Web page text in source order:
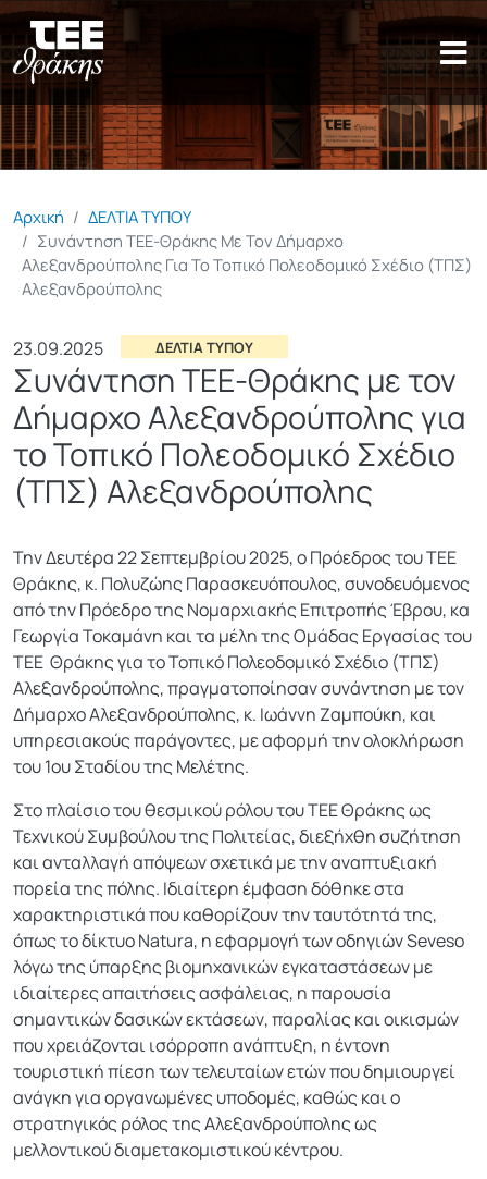
Παράκαμψη προς το κυρίως
Αρχική
ΔΕΛΤΙΑ ΤΥΠΟΥ
Συνάντηση ΤΕΕ-Θράκης Με Τον Δήμαρχο
Αλεξανδρούπολης Για Το Τοπικό Πολεοδομικό Σχέδιο (ΤΠΣ)
Αλεξανδρούπολης
23.09.2025 ΔΕΛΤΙΑ ΤΥΠΟΥ
Συνάντηση ΤΕΕ-Θράκης με τον
Δήμαρχο Αλεξανδρούπολης για
το Τοπικό Πολεοδομικό Σχέδιο
(ΤΠΣ) Αλεξανδρούπολης
Την Δευτέρα 22 Σεπτεμβρίου 2025, ο Πρόεδρος του ΤΕΕ
Θράκης, κ. Πολυζώης Παρασκευόπουλος, συνοδευόμενος
από την Πρόεδρο της Νομαρχιακής Επιτροπής Έβρου, κα
Γεωργία Τοκαμάνη και τα μέλη της Ομάδας Εργασίας του
ΤΕΕ Θράκης για το Τοπικό Πολεοδομικό Σχέδιο (ΤΠΣ)
Αλεξανδρούπολης, πραγματοποίησαν συνάντηση με τον
Δήμαρχο Αλεξανδρούπολης, κ. Ιωάννη Ζαμπούκη, και
υπηρεσιακούς παράγοντες, με αφορμή την ολοκλήρωση
του 1ου Σταδίου της Μελέτης.
Στο πλαίσιο του θεσμικού ρόλου του ΤΕΕ Θράκης ως
Τεχνικού Συμβούλου της Πολιτείας, διεξήχθη συζήτηση
και ανταλλαγή απόψεων σχετικά με την αναπτυξιακή
πορεία της πόλης. Ιδιαίτερη έμφαση δόθηκε στα
χαρακτηριστικά που καθορίζουν την ταυτότητά της,
όπως το δίκτυο Natura, η εφαρμογή των οδηγιών Seveso
λόγω της ύπαρξης βιομηχανικών εγκαταστάσεων με
ιδιαίτερες απαιτήσεις ασφάλειας, η παρουσία
σημαντικών δασικών εκτάσεων, παραλίας και οικισμών
που χρειάζονται ισόρροπη ανάπτυξη, η έντονη
τουριστική πίεση των τελευταίων ετών που δημιουργεί
ανάγκη για οργανωμένες υποδομές, καθώς και ο
στρατηγικός ρόλος της Αλεξανδρούπολης ως
μελλοντικού διαμετακομιστικού κέντρου.